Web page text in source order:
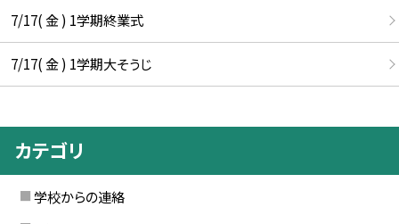
7/17( 金 ) 1学期終業式
7/17( 金 ) 1学期大そうじ
カテゴリ
学校からの連絡